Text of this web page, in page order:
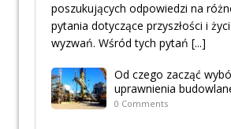
poszukujących odpowiedzi na
pytania dotyczące przyszłości i
wyzwań. Wśród tych pytań [...]
Od czego zacząć
uprawnienia
0 Comments